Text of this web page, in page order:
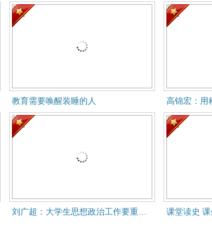
教育需要唤醒装睡的人
课堂读史